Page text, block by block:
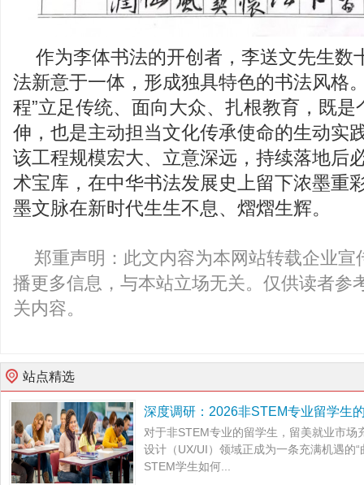
作为李体书法的开创者，李送文先生数
法新意于一体，形成独具特色的书法风格
程”立足传统、面向大众、扎根教育，既
伸，也是主动担当文化传承使命的生动实
该工程规模宏大、立意深远，持续落地后
术宝库，在中华书法发展史上留下浓墨重
墨文脉在新时代生生不息、熠熠生辉。
郑重声明：此文内容为本网站转载企业宣
播更多信息，与本站立场无关。仅供读者参
关内容。
站点精选
深度调研：2026非STEM专业留学生
对于非STEM专业的留学生，留美就业市场
设计（UX/UI）领域正成为一条充满机遇的
STEM学生如何...